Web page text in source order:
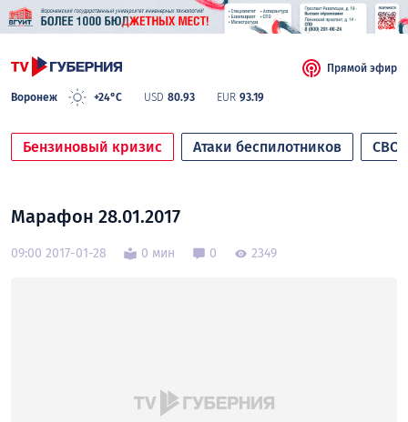
Воронеж +24°C USD 80.93 EUR 93.19
Прямой эфир
Бензиновый кризис Атаки беспилотников СВО
Марафон 28.01.2017
09:00 2017-01-28 0 мин 0 2349